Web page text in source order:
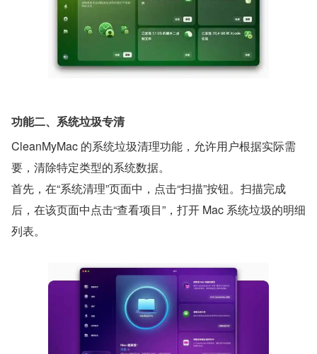
功能二、系统垃圾专清
CleanMyMac 的系统垃圾清理功能，允许用户根据实际需
要，清除特定类型的系统数据。
首先，在“系统清理”页面中，点击“扫描”按钮。扫描完成
后，在该页面中点击“查看项目”，打开 Mac 系统垃圾的明细
列表。